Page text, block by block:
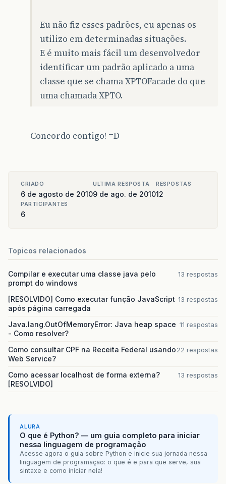
Eu não fiz esses padrões, eu apenas os
utilizo em determinadas situações.
E é muito mais fácil um desenvolvedor
identificar um padrão aplicado a uma
classe que se chama XPTOFacade do que
uma chamada XPTO.
Concordo contigo! =D
CRIADO
6 de agosto de 2010
ULTIMA RESPOSTA
9 de ago. de 2010
RESPOSTAS
12
PARTICIPANTES
6
Topicos relacionados
Compilar e executar uma classe java pelo
prompt do windows
13 respostas
[RESOLVIDO] Como executar função JavaScript
após página carregada
13 respostas
Java.lang.OutOfMemoryError: Java heap space
- Como resolver?
11 respostas
Como consultar CPF na Receita Federal usando
Web Service?
22 respostas
Como acessar localhost de forma externa?
[RESOLVIDO]
13 respostas
ALURA
O que é Python? — um guia completo para iniciar
nessa linguagem de programação
Acesse agora o guia sobre Python e inicie sua jornada nessa
linguagem de programação: o que é e para que serve, sua
sintaxe e como iniciar nela!